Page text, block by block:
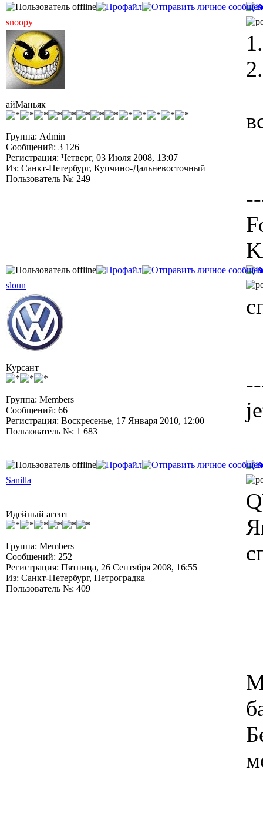
snoopy
айМаньяк
Группа: Admin
Сообщений: 3 126
Регистрация: Четверг, 03 Июля 2008, 13:07
Из: Санкт-Петербург, Купчино-Дальневосточный
Пользователь №: 249
sloun
Курсант
Группа: Members
Сообщений: 66
Регистрация: Воскресенье, 17 Января 2010, 12:00
Пользователь №: 1 683
Sanilla
Идейный агент
Группа: Members
Сообщений: 252
Регистрация: Пятница, 26 Сентября 2008, 16:55
Из: Санкт-Петербург, Петроградка
Пользователь №: 409